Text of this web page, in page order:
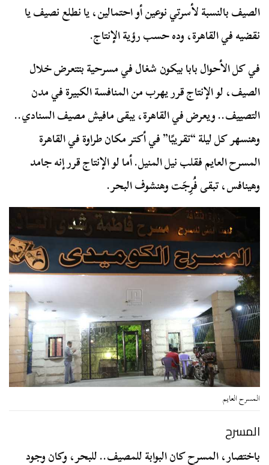
الصيف بالنسبة لأسرتي نوعين أو احتمالين، يا نطلع نصيف يا
نقضيه في القاهرة، وده حسب رؤية الإنتاج.
في كل الأحوال بابا بيكون شغال في مسرحية بتتعرض خلال
الصيف، لو الإنتاج قرر يهرب من المنافسة الكبيرة في مدن
التصييف.. ويعرض في القاهرة، يبقى مافيش مصيف السنادي..
وهنسهر كل ليلة “تقريبًا” في أكتر مكان طراوة في القاهرة
المسرح العايم فقلب نيل المنيل. أما لو الإنتاج قرر إنه جامد
وهينافس، تبقى فُرِجَت وهنشوف البحر.
المسرح العايم
المسرح
باختصار، المسرح كان البوابة للمصيف.. للبحر، وكان وجود